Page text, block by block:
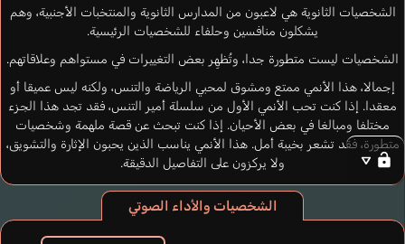
الشخصيات الثانوية هي لاعبون من المدارس الثانوية والمنتخبات الأجنبية، وهم
يشكلون منافسين وحلفاء للشخصيات الرئيسية.
الشخصيات ليست متطورة جدا، وتُظهِر بعض التغييرات في مستواهم وعلاقاتهم.
إجمالا، هذا الأنمي ممتع ومشوق لمحبي الرياضة والتنس، ولكنه ليس عميقا أو
معقدا. إذا كنت تحب الأنمي الأول من سلسلة أمير التنس، فقد تجد هذا الجزء
مختلفا ومبالغا في بعض الأحيان. إذا كنت تبحث عن قصة ملهمة وشخصيات
متطورة، فقد تشعر بخيبة أمل. هذا الأنمي يناسب الذين يحبون الإثارة والتشويق،
ولا يركزون على التفاصيل الدقيقة.
الشخصيات والأداء الصوتي